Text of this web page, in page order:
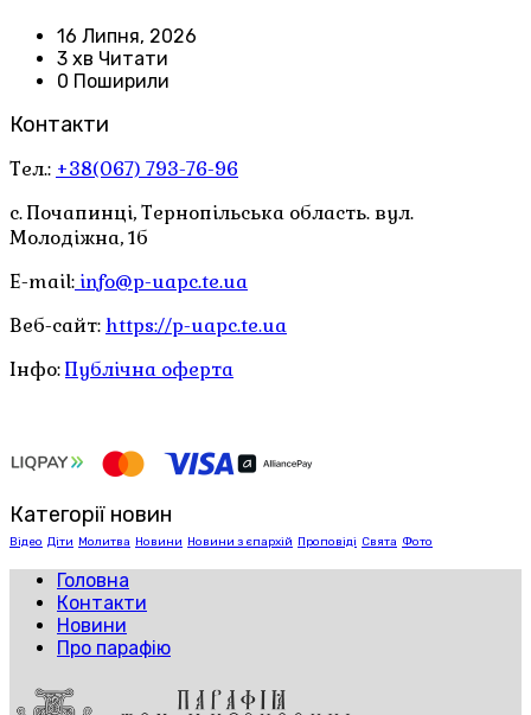
16 Липня, 2026
3 хв Читати
0 Поширили
Контакти
Тел.: +38(067) 793-76-96
с. Почапинці, Тернопільська область. вул.
Молодіжна, 1б
E-mail: info@p-uapc.te.ua
Веб-сайт: https://p-uapc.te.ua
Інфо:Публічна оферта
Категорії новин
Відео Діти Молитва Новини Новини з єпархій Проповіді Свята Фото
Головна
Контакти
Новини
Про парафію